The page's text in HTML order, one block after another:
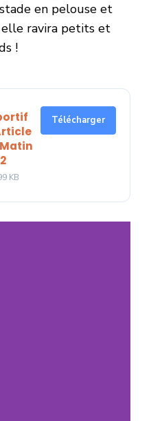
en pelouse et
elle ravira petits et
!
KB
Télécharger